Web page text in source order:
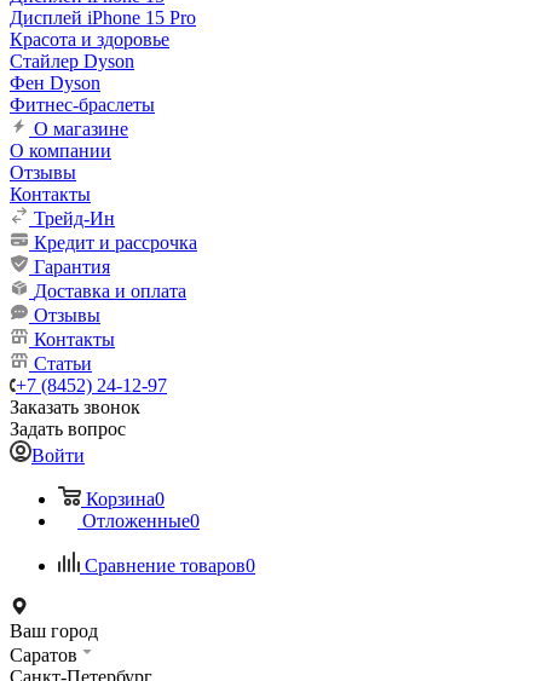
Дисплей iPhone 15 Pro
Красота и здоровье
Стайлер Dyson
Фен Dyson
Фитнес-браслеты
О магазине
О компании
Отзывы
Контакты
Трейд-Ин
Кредит и рассрочка
Гарантия
Доставка и оплата
Отзывы
Контакты
Статьи
+7 (8452) 24-12-97
Заказать звонок
Задать вопрос
Войти
Корзина0
Отложенные0
Сравнение товаров0
Ваш город
Саратов
Санкт-Петербург